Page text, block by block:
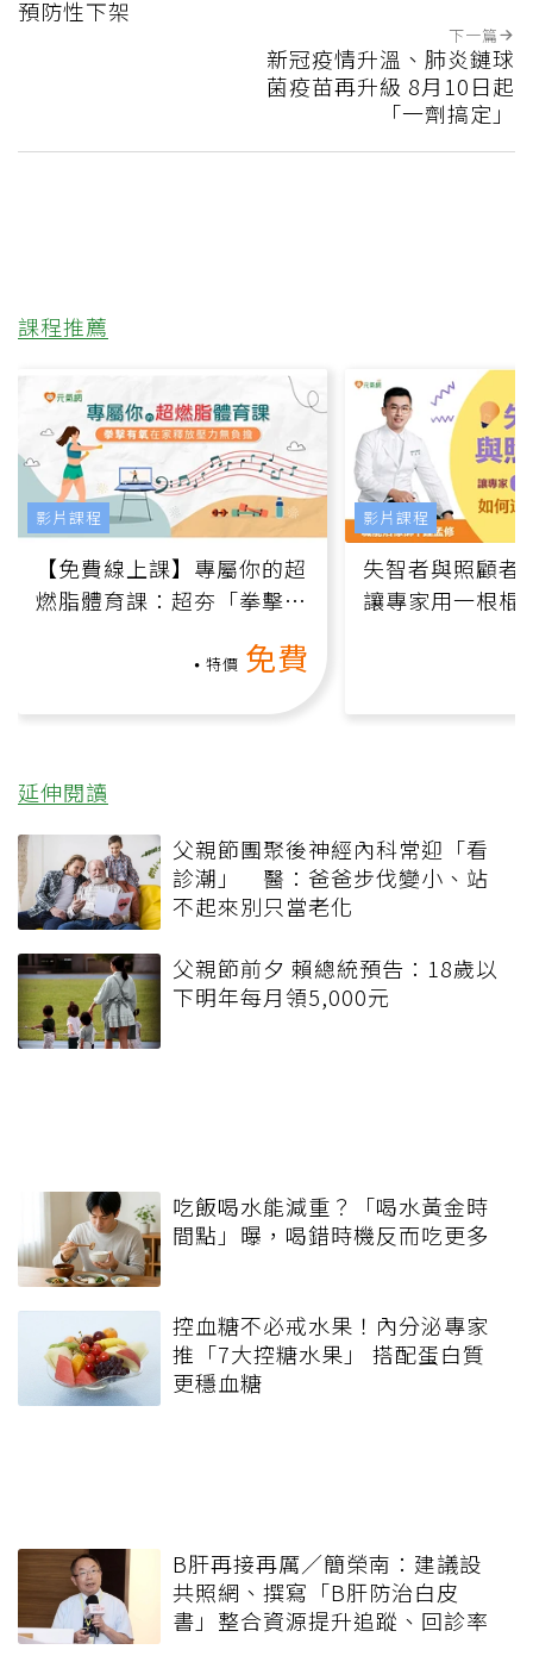
預防性下架
下一篇
新冠疫情升溫、肺炎鏈球
菌疫苗再升級 8月10日起
「一劑搞定」
課程推薦
【免費線上課】專屬你的超
燃脂體育課：超夯「拳擊有
特價 免費
影片課程
失智者與照顧者
讓專家用一根棍
影片課程
延伸閱讀
父親節團聚後神經內科常迎「看
診潮」 醫：爸爸步伐變小、站
不起來別只當老化
父親節前夕 賴總統預告：18歲以
下明年每月領5,000元
吃飯喝水能減重？「喝水黃金時
間點」曝，喝錯時機反而吃更多
控血糖不必戒水果！內分泌專家
推「7大控糖水果」 搭配蛋白質
更穩血糖
B肝再接再厲／簡榮南：建議設
共照網、撰寫「B肝防治白皮
書」整合資源提升追蹤、回診率